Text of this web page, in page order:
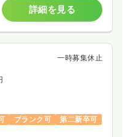
詳細を見る
一時募集休止
ブランク可
第二新卒可